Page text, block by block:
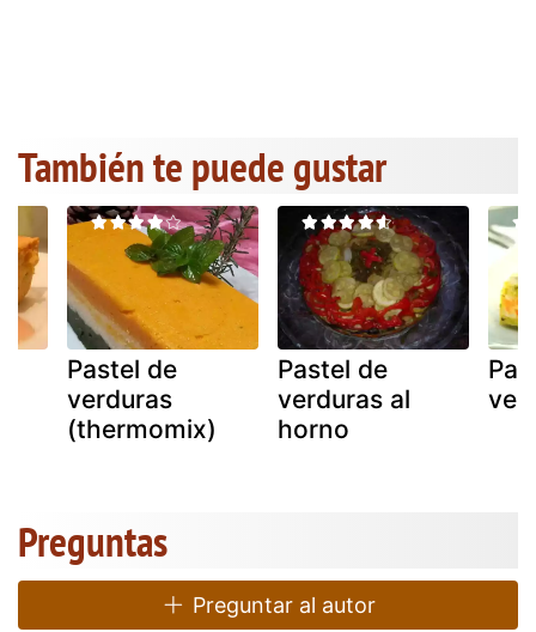
También te puede gustar
Pastel de
verduras
(thermomix)
Pastel de
verduras al
horno
Preguntas
Preguntar al autor